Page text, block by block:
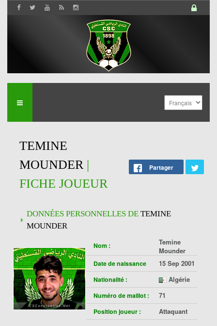
TEMINE
MOUNDER|
FICHE JOUEUR
Partager
DONNÉES PERSONNELLES DE TEMINE
MOUNDER
Nom :
Temine
Mounder
Date de naissance 15 Sep 2001
Nationalité : Algérie
Numéro de maillot : 71
Position joueur : Attaquant